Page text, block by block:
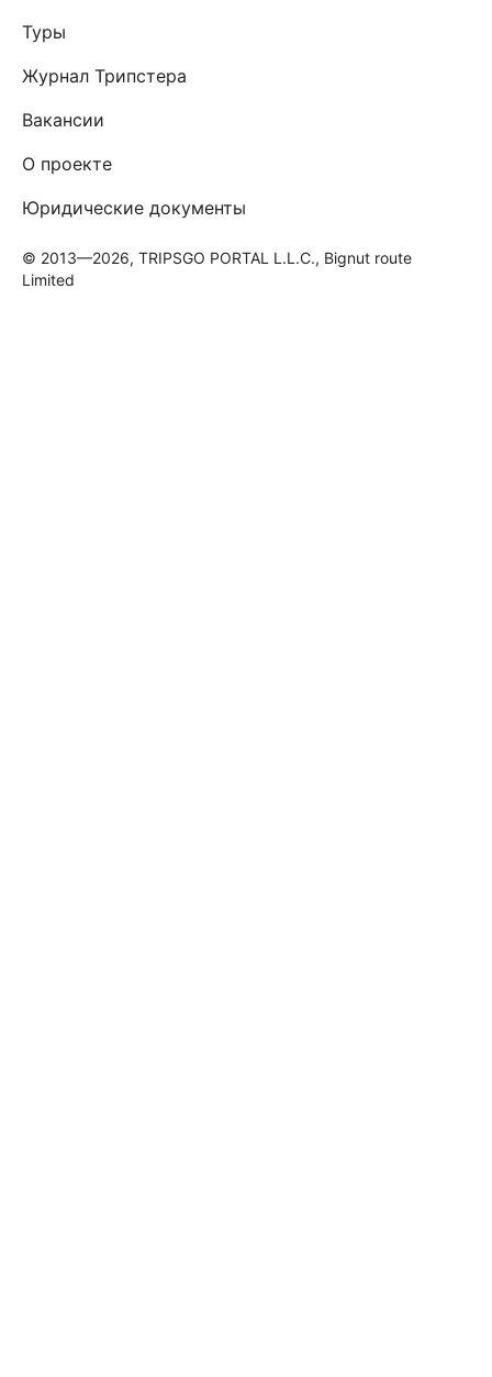
Туры
Журнал Трипстера
Вакансии
О проекте
Юридические документы
© 2013—2026, TRIPSGO PORTAL L.L.C., Bignut route
Limited